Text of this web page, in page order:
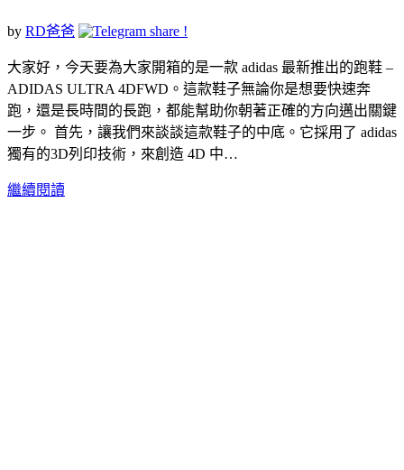
by RD爸爸
大家好，今天要為大家開箱的是一款 adidas 最新推出的跑鞋 –
ADIDAS ULTRA 4DFWD。這款鞋子無論你是想要快速奔
跑，還是長時間的長跑，都能幫助你朝著正確的方向邁出關鍵
一步。 首先，讓我們來談談這款鞋子的中底。它採用了 adidas
獨有的3D列印技術，來創造 4D 中…
繼續閱讀